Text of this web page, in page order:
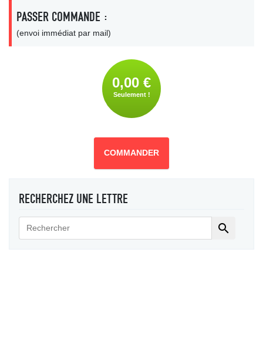
PASSER COMMANDE :
(envoi immédiat par mail)
0,00 €
Seulement !
COMMANDER
RECHERCHEZ UNE LETTRE
